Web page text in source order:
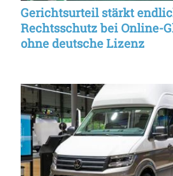
Gerichtsurteil stärkt
Rechtsschutz bei Online-
ohne deutsche Lizenz